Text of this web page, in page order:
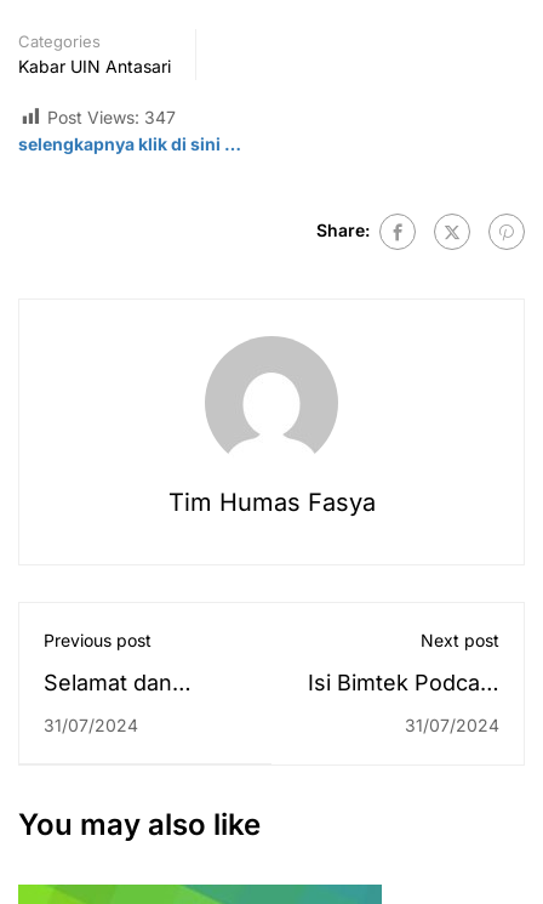
Categories
Kabar UIN Antasari
Post Views: 347
selengkapnya klik di sini …
Share:
Tim Humas Fasya
Previous post
Selamat dan
Sukses kepada Dr.
31/07/2024
Next post
Isi Bimtek Podcast
dan Memandu
Asyik-Asyik
31/07/2024
You may also like